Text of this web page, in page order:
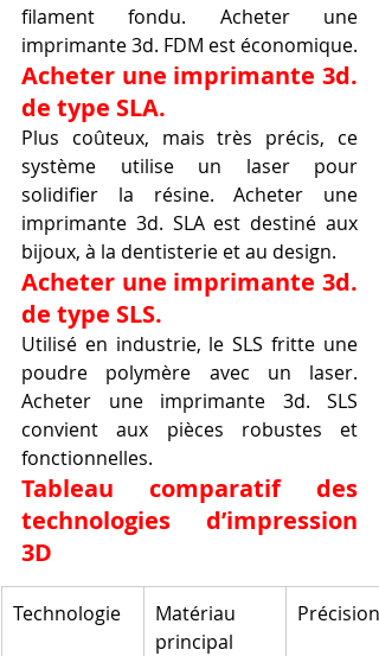
filament fondu. Acheter une
imprimante 3d. FDM est économique.
Acheter une imprimante 3d.
de type SLA.
Plus coûteux, mais très précis, ce
système utilise un laser pour
solidifier la résine. Acheter une
imprimante 3d. SLA est destiné aux
bijoux, à la dentisterie et au design.
Acheter une imprimante 3d.
de type SLS.
Utilisé en industrie, le SLS fritte une
poudre polymère avec un laser.
Acheter une imprimante 3d. SLS
convient aux pièces robustes et
fonctionnelles.
Tableau comparatif des
technologies d’impression
3D
Technologie
Matériau
principal
Précision